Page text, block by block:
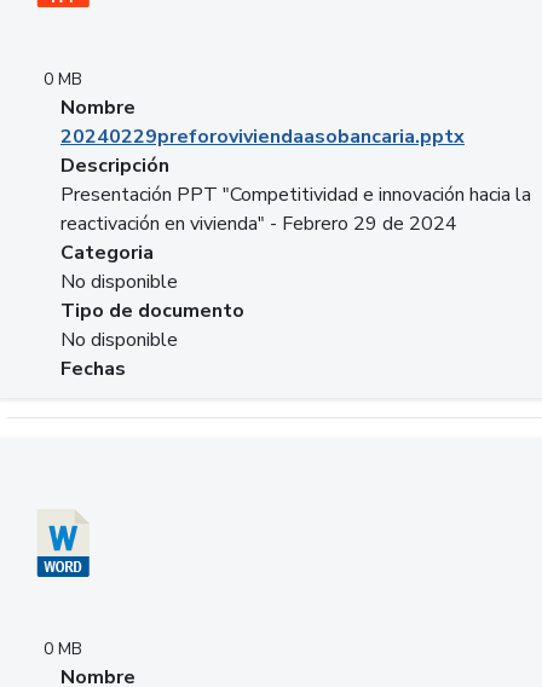
0 MB
Nombre
20240229preforoviviendaasobancaria.pptx
Descripción
Presentación PPT "Competitividad e innovación hacia la
reactivación en vivienda" - Febrero 29 de 2024
Categoria
No disponible
Tipo de documento
No disponible
Fechas
0 MB
Nombre